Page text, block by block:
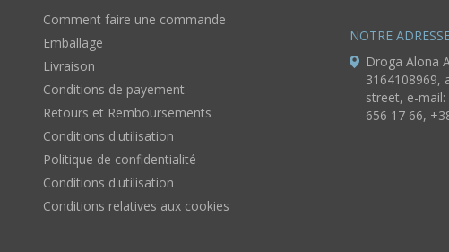
Comment faire une commande
Emballage
Livraison
Conditions de payement
Retours et Remboursements
Conditions d'utilisation
Politique de confidentialité
Conditions d'utilisation
Conditions relatives aux cookies
NOTRE
Droga Alona
3164108969,
street, e-mail:
656 17 66,